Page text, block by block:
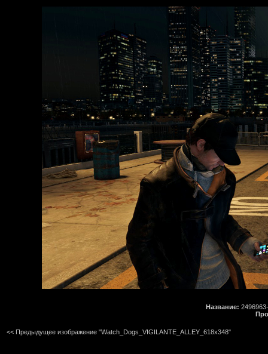
Название:
<< Предыдущее изображение "Watch_Dogs_VIGILANTE_ALLEY_618x348"